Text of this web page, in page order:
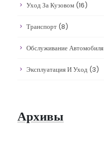
Уход За Кузовом (16)
Транспорт (8)
Обслуживание Автомобиля
Эксплуатация И Уход (3)
Архивы